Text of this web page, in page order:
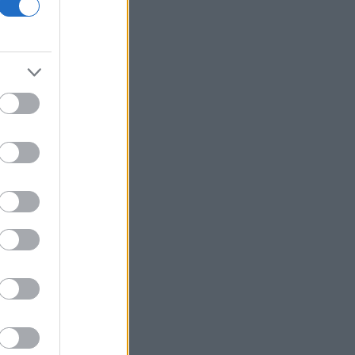
με δύο εξαγορές μέσα σε 15 ημέρες
Στη διαφοροποίηση του
Καρούλιας - Έπιασε τα 100 εκατ. ευρώ
ο τζίρος
Πουέρτο Ρίκο: Νερό με το δελτίο από
την Παρασκευή, λόγω της ανομβρίας
Σαουδική Αραβία, Τουρκία και
Πακιστάν
Σεισμός 5,8 βαθμών στις δυτικές